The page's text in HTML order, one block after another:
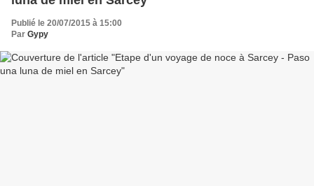
Publié le 20/07/2015 à 15:00
Par Gypy